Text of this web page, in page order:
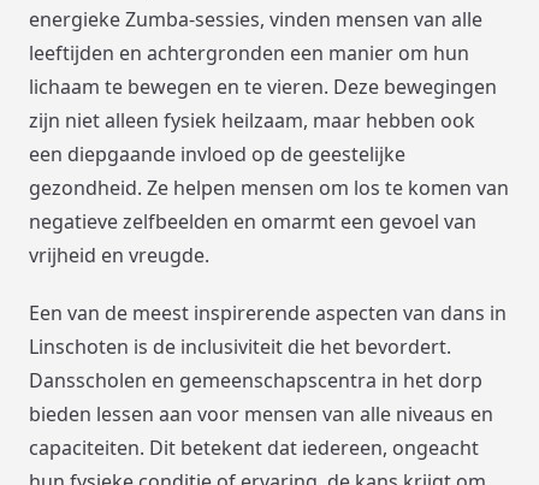
energieke Zumba-sessies, vinden mensen van alle
leeftijden en achtergronden een manier om hun
lichaam te bewegen en te vieren. Deze bewegingen
zijn niet alleen fysiek heilzaam, maar hebben ook
een diepgaande invloed op de geestelijke
gezondheid. Ze helpen mensen om los te komen van
negatieve zelfbeelden en omarmt een gevoel van
vrijheid en vreugde.
Een van de meest inspirerende aspecten van dans in
Linschoten is de inclusiviteit die het bevordert.
Dansscholen en gemeenschapscentra in het dorp
bieden lessen aan voor mensen van alle niveaus en
capaciteiten. Dit betekent dat iedereen, ongeacht